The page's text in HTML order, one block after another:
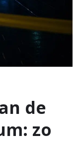
de
zo